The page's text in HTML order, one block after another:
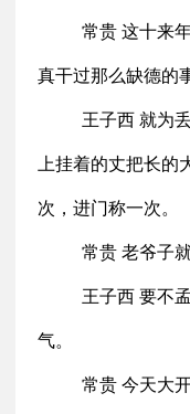
常贵 这十来
真干过那么缺德的
王子西 就为
上挂着的丈把长的
次，进门称一次。
常贵 老爷子
王子西 要不
气。
常贵 今天大